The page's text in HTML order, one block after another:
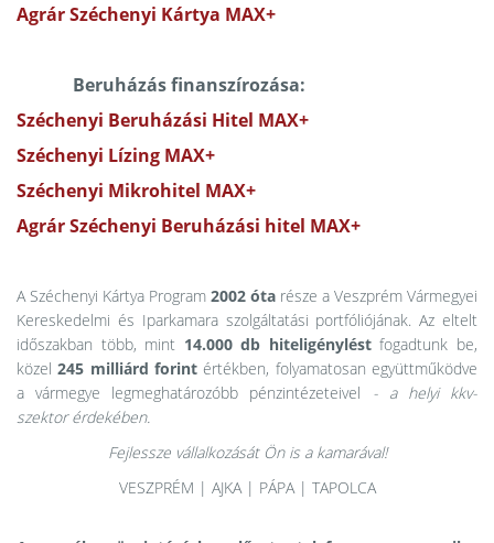
Agrár Széchenyi Kártya MAX+
Beruházás finanszírozása:
Széchenyi Beruházási Hitel MAX+
Széchenyi Lízing MAX+
Széchenyi Mikrohitel MAX+
Agrár Széchenyi Beruházási hitel MAX+
A Széchenyi Kártya Program 2002 óta része a Veszprém Vármegyei
Kereskedelmi és Iparkamara szolgáltatási portfóliójának. Az eltelt
időszakban több, mint 14.000 db hiteligényléstfogadtunk be,
közel245 milliárd forint értékben, folyamatosan együttműködve
a vármegye legmeghatározóbb pénzintézeteivel - a helyi kkv-
szektor érdekében.
Fejlessze vállalkozását Ön is a kamarával!
VESZPRÉM | AJKA | PÁPA | TAPOLCA